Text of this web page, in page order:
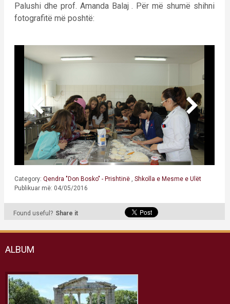
Palushi dhe prof. Amanda Balaj . Për më shumë shihni
fotografitë më poshtë:
Category: Qendra "Don Bosko" - Prishtinë
Shkolla e Mesme e Ulët
Publikuar më: 04/05/2016
Found useful? Share it
ALBUM